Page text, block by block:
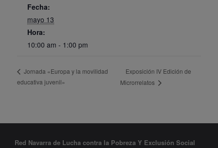
Fecha:
mayo 13
Hora:
10:00 am - 1:00 pm
Jornada «Europa y la movilidad
educativa juvenil»
Exposición IV Edición de
Microrrelatos
Red Navarra de Lucha contra la Pobreza Y Exclusión Social